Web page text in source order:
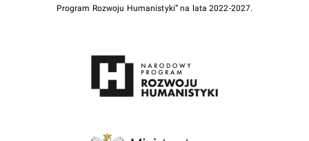
Program Rozwoju Humanistyki” na lata 2022-2027.